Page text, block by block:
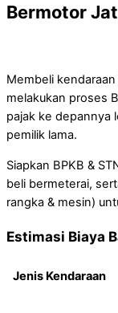
Bermotor
Membeli
melakukan proses
pajak ke depannya
pemilik lama.
Siapkan BPKB &
beli bermeterai,
rangka & mesin)
Estimasi Biaya
Jenis Kendaraan